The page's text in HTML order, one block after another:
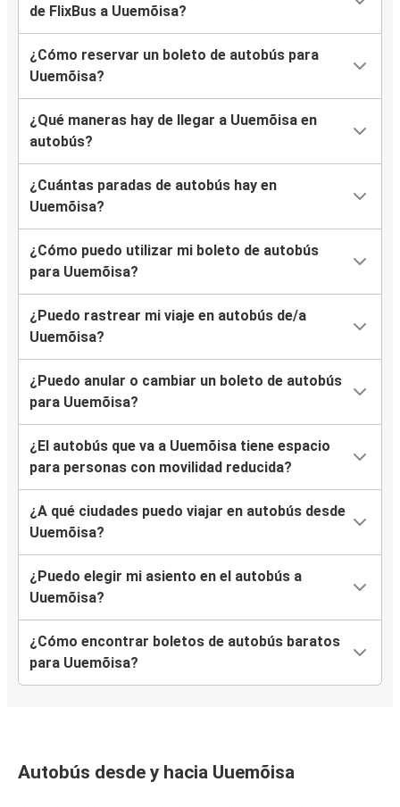
de FlixBus a Uuemõisa?
¿Cómo reservar un boleto de autobús para
Uuemõisa?
¿Qué maneras hay de llegar a Uuemõisa en
autobús?
¿Cuántas paradas de autobús hay en
Uuemõisa?
¿Cómo puedo utilizar mi boleto de autobús
para Uuemõisa?
¿Puedo rastrear mi viaje en autobús de/a
Uuemõisa?
¿Puedo anular o cambiar un boleto de autobús
para Uuemõisa?
¿El autobús que va a Uuemõisa tiene espacio
para personas con movilidad reducida?
¿A qué ciudades puedo viajar en autobús desde
Uuemõisa?
¿Puedo elegir mi asiento en el autobús a
Uuemõisa?
¿Cómo encontrar boletos de autobús baratos
para Uuemõisa?
Autobús desde y hacia Uuemõisa